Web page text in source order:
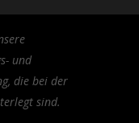
und
die bei der
sind.